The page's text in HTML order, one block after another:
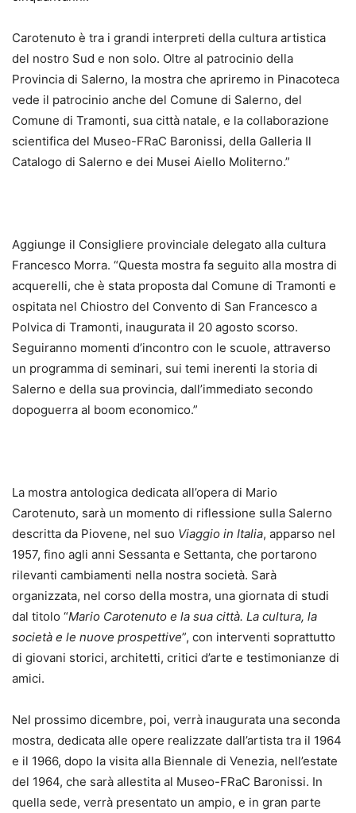
Carotenuto è tra i grandi interpreti della cultura artistica
del nostro Sud e non solo. Oltre al patrocinio della
Provincia di Salerno, la mostra che apriremo in Pinacoteca
vede il patrocinio anche del Comune di Salerno, del
Comune di Tramonti, sua città natale, e la collaborazione
scientifica del Museo-FRaC Baronissi, della Galleria Il
Catalogo di Salerno e dei Musei Aiello Moliterno.”
Aggiunge il Consigliere provinciale delegato alla cultura
Francesco Morra. “Questa mostra fa seguito alla mostra di
acquerelli, che è stata proposta dal Comune di Tramonti e
ospitata nel Chiostro del Convento di San Francesco a
Polvica di Tramonti, inaugurata il 20 agosto scorso.
Seguiranno momenti d’incontro con le scuole, attraverso
un programma di seminari, sui temi inerenti la storia di
Salerno e della sua provincia, dall’immediato secondo
dopoguerra al boom economico.”
La mostra antologica dedicata all’opera di Mario
Carotenuto, sarà un momento di riflessione sulla Salerno
descritta da Piovene, nel suo Viaggio in Italia, apparso nel
1957, fino agli anni Sessanta e Settanta, che portarono
rilevanti cambiamenti nella nostra società. Sarà
organizzata, nel corso della mostra, una giornata di studi
dal titolo “Mario Carotenuto e la sua città. La cultura, la
società e le nuove prospettive”, con interventi soprattutto
di giovani storici, architetti, critici d’arte e testimonianze di
amici.
Nel prossimo dicembre, poi, verrà inaugurata una seconda
mostra, dedicata alle opere realizzate dall’artista tra il 1964
e il 1966, dopo la visita alla Biennale di Venezia, nell’estate
del 1964, che sarà allestita al Museo-FRaC Baronissi. In
quella sede, verrà presentato un ampio, e in gran parte